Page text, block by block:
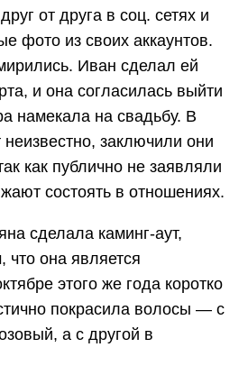
от друга в соц. сетях и
фото из своих аккаунтов.
Иван сделал ей
и она согласилась выйти
намекала на свадьбу. В
заключили они
как публично не заявляли
состоять в отношениях.
сделала каминг-аут,
что она является
этого же года коротко
покрасила волосы — с
а с другой в